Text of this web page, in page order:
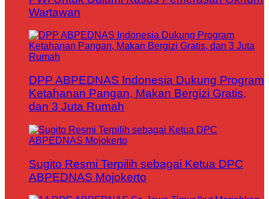
Wartawan
DPP ABPEDNAS Indonesia Dukung Program
Ketahanan Pangan, Makan Bergizi Gratis,
dan 3 Juta Rumah
Sugito Resmi Terpilih sebagai Ketua DPC
ABPEDNAS Mojokerto